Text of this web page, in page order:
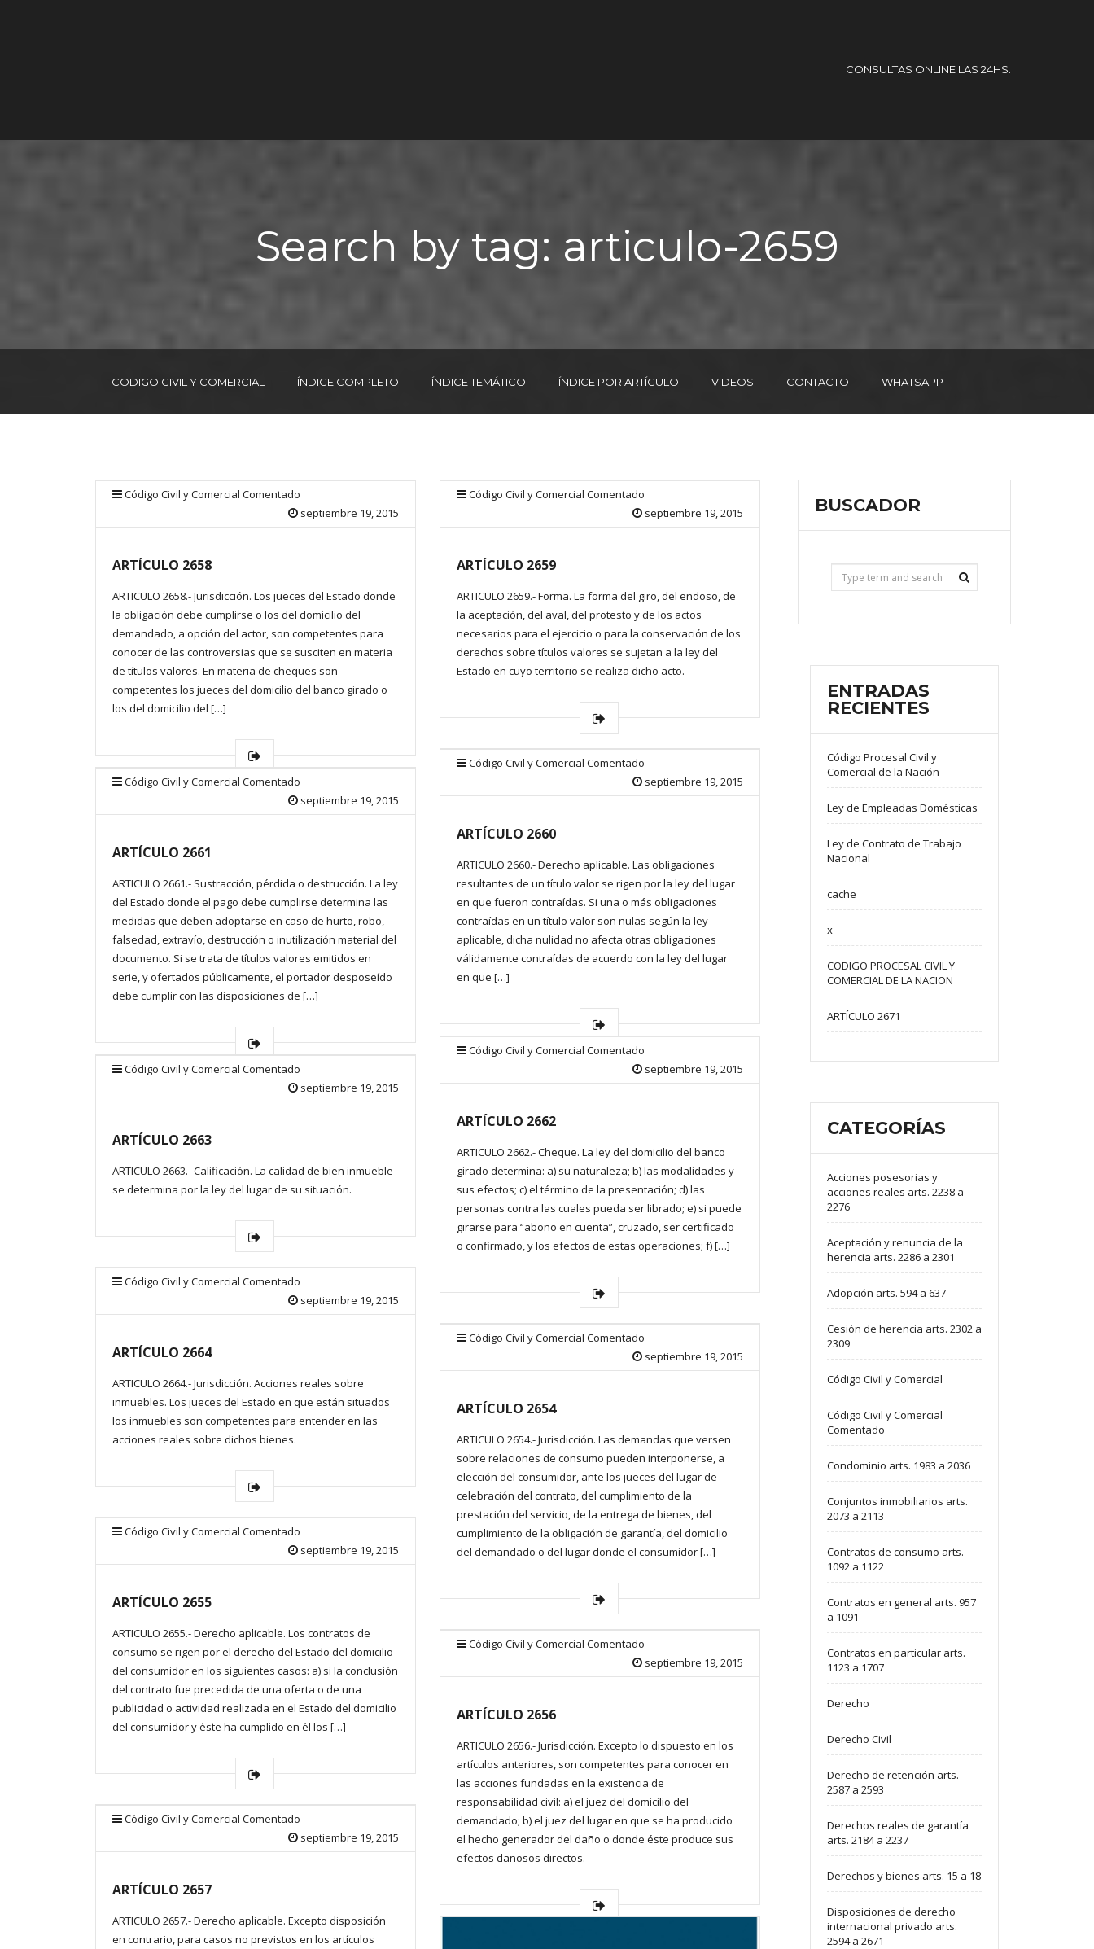
CONSULTAS ONLINE LAS 24HS.
Search by tag: articulo-2659
CODIGO CIVIL Y COMERCIAL ÍNDICE COMPLETO ÍNDICE TEMÁTICO ÍNDICE POR ARTÍCULO VIDEOS CONTACTO WHATSAPP
Código Civil y Comercial Comentado
septiembre 19, 2015
ARTÍCULO 2658
ARTICULO 2658.- Jurisdicción. Los jueces del Estado donde
la obligación debe cumplirse o los del domicilio del
demandado, a opción del actor, son competentes para
conocer de las controversias que se susciten en materia
de títulos valores. En materia de cheques son
competentes los jueces del domicilio del banco girado o
los del domicilio del […]
Código Civil y Comercial Comentado
septiembre 19, 2015
ARTÍCULO 2659
ARTICULO 2659.- Forma. La forma del giro, del endoso, de
la aceptación, del aval, del protesto y de los actos
necesarios para el ejercicio o para la conservación de los
derechos sobre títulos valores se sujetan a la ley del
Estado en cuyo territorio se realiza dicho acto.
Código Civil y Comercial Comentado
septiembre 19, 2015
ARTÍCULO 2660
ARTICULO 2660.- Derecho aplicable. Las obligaciones
resultantes de un título valor se rigen por la ley del lugar
en que fueron contraídas. Si una o más obligaciones
contraídas en un título valor son nulas según la ley
aplicable, dicha nulidad no afecta otras obligaciones
válidamente contraídas de acuerdo con la ley del lugar
en que […]
Código Civil y Comercial Comentado
septiembre 19, 2015
ARTÍCULO 2661
ARTICULO 2661.- Sustracción, pérdida o destrucción. La ley
del Estado donde el pago debe cumplirse determina las
medidas que deben adoptarse en caso de hurto, robo,
falsedad, extravío, destrucción o inutilización material del
documento. Si se trata de títulos valores emitidos en
serie, y ofertados públicamente, el portador desposeído
debe cumplir con las disposiciones de […]
Código Civil y Comercial Comentado
septiembre 19, 2015
ARTÍCULO 2662
ARTICULO 2662.- Cheque. La ley del domicilio del banco
girado determina: a) su naturaleza; b) las modalidades y
sus efectos; c) el término de la presentación; d) las
personas contra las cuales pueda ser librado; e) si puede
girarse para “abono en cuenta”, cruzado, ser certificado
o confirmado, y los efectos de estas operaciones; f) […]
Código Civil y Comercial Comentado
septiembre 19, 2015
ARTÍCULO 2663
ARTICULO 2663.- Calificación. La calidad de bien inmueble
se determina por la ley del lugar de su situación.
Código Civil y Comercial Comentado
septiembre 19, 2015
ARTÍCULO 2664
ARTICULO 2664.- Jurisdicción. Acciones reales sobre
inmuebles. Los jueces del Estado en que están situados
los inmuebles son competentes para entender en las
acciones reales sobre dichos bienes.
Código Civil y Comercial Comentado
septiembre 19, 2015
ARTÍCULO 2654
ARTICULO 2654.- Jurisdicción. Las demandas que versen
sobre relaciones de consumo pueden interponerse, a
elección del consumidor, ante los jueces del lugar de
celebración del contrato, del cumplimiento de la
prestación del servicio, de la entrega de bienes, del
cumplimiento de la obligación de garantía, del domicilio
del demandado o del lugar donde el consumidor […]
Código Civil y Comercial Comentado
septiembre 19, 2015
ARTÍCULO 2655
ARTICULO 2655.- Derecho aplicable. Los contratos de
consumo se rigen por el derecho del Estado del domicilio
del consumidor en los siguientes casos: a) si la conclusión
del contrato fue precedida de una oferta o de una
publicidad o actividad realizada en el Estado del domicilio
del consumidor y éste ha cumplido en él los […]
Código Civil y Comercial Comentado
septiembre 19, 2015
ARTÍCULO 2656
ARTICULO 2656.- Jurisdicción. Excepto lo dispuesto en los
artículos anteriores, son competentes para conocer en
las acciones fundadas en la existencia de
responsabilidad civil: a) el juez del domicilio del
demandado; b) el juez del lugar en que se ha producido
el hecho generador del daño o donde éste produce sus
efectos dañosos directos.
Código Civil y Comercial Comentado
septiembre 19, 2015
ARTÍCULO 2657
ARTICULO 2657.- Derecho aplicable. Excepto disposición
en contrario, para casos no previstos en los artículos
BUSCADOR
ENTRADAS
RECIENTES
Código Procesal Civil y
Comercial de la Nación
Ley de Empleadas Domésticas
Ley de Contrato de Trabajo
Nacional
cache
x
CODIGO PROCESAL CIVIL Y
COMERCIAL DE LA NACION
ARTÍCULO 2671
CATEGORÍAS
Acciones posesorias y
acciones reales arts. 2238 a
2276
Aceptación y renuncia de la
herencia arts. 2286 a 2301
Adopción arts. 594 a 637
Cesión de herencia arts. 2302 a
2309
Código Civil y Comercial
Código Civil y Comercial
Comentado
Condominio arts. 1983 a 2036
Conjuntos inmobiliarios arts.
2073 a 2113
Contratos de consumo arts.
1092 a 1122
Contratos en general arts. 957
a 1091
Contratos en particular arts.
1123 a 1707
Derecho
Derecho Civil
Derecho de retención arts.
2587 a 2593
Derechos reales de garantía
arts. 2184 a 2237
Derechos y bienes arts. 15 a 18
Disposiciones de derecho
internacional privado arts.
2594 a 2671